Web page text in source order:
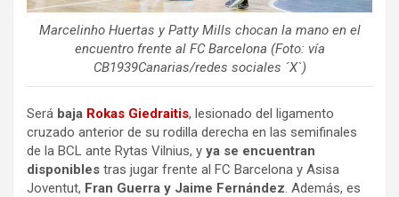
Marcelinho Huertas y Patty Mills chocan la mano en el
encuentro frente al FC Barcelona (Foto: vía
CB1939Canarias/redes sociales ´X`)
Será baja Rokas Giedraitis, lesionado del ligamento
cruzado anterior de su rodilla derecha en las semifinales
de la BCL ante Rytas Vilnius, y ya se encuentran
disponibles tras jugar frente al FC Barcelona y Asisa
Joventut, Fran Guerra y Jaime Fernández. Además, es